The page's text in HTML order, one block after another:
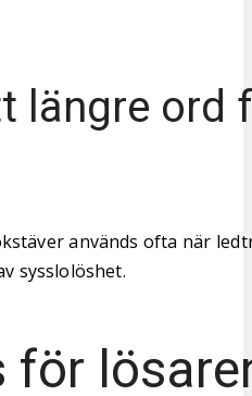
längre ord
används ofta när
sysslolöshet.
för